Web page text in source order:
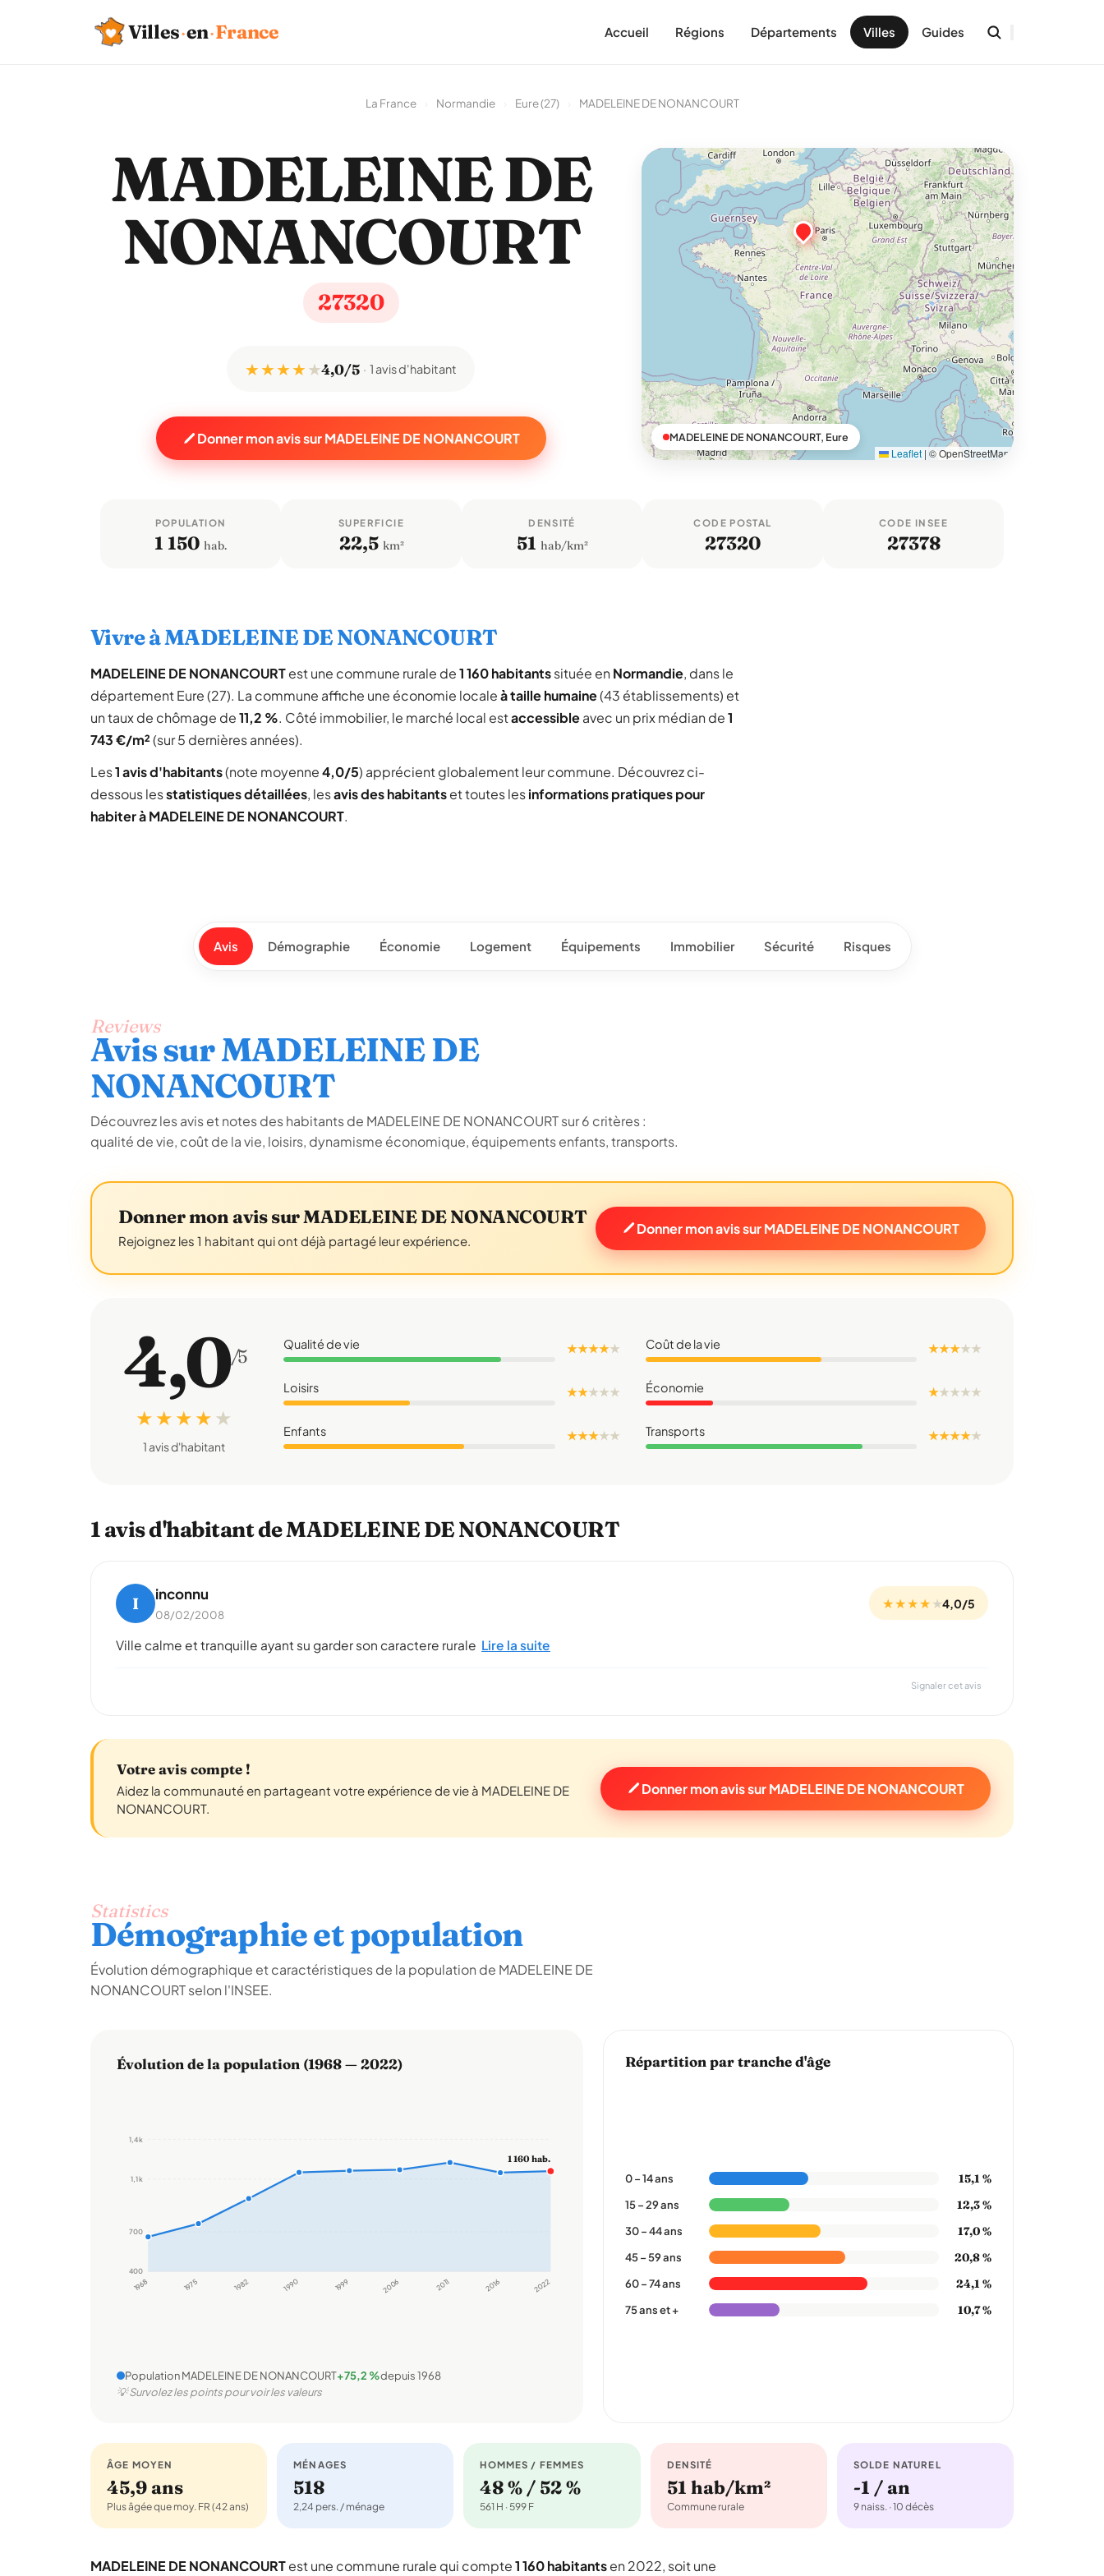
Villes·en·France Accueil Régions Départements Villes Guides
La France Normandie Eure (27) MADELEINE DE NONANCOURT
MADELEINE DE
NONANCOURT
27320
★ ★ ★ ★★4,0/5 1 avis d'habitant
Donner mon avis sur MADELEINE DE NONANCOURT
Leaflet | © OpenStreetMap
MADELEINE DE NONANCOURT, Eure
POPULATION
1 150 hab.
SUPERFICIE
22,5 km²
DENSITÉ
51 hab/km²
CODE POSTAL
27320
CODE INSEE
27378
Vivre à MADELEINE DE NONANCOURT
MADELEINE DE NONANCOURTest une commune rurale de1 160 habitantssituée en Normandie, dans le
département Eure (27). La commune affiche une économie localeà taille humaine(43 établissements) et
un taux de chômage de11,2 %. Côté immobilier, le marché local estaccessibleavec un prix médian de1
743 €/m²(sur 5 dernières années).
Les1 avis d'habitants(note moyenne4,0/5) apprécient globalement leur commune. Découvrez ci-
dessous lesstatistiques détaillées, lesavis des habitantset toutes lesinformations pratiques pour
habiter à MADELEINE DE NONANCOURT.
Avis Démographie Économie Logement Équipements Immobilier Sécurité Risques
Reviews
Avis sur MADELEINE DE
NONANCOURT
Découvrez les avis et notes des habitants de MADELEINE DE NONANCOURT sur 6 critères :
qualité de vie, coût de la vie, loisirs, dynamisme économique, équipements enfants, transports.
Donner mon avis sur MADELEINE DE NONANCOURT
Rejoignez les 1 habitant qui ont déjà partagé leur expérience.
Donner mon avis sur MADELEINE DE NONANCOURT
4,0/5
★ ★ ★ ★ ★
1 avis d'habitant
Qualité de vie ★ ★ ★ ★★ Coût de la vie ★ ★ ★★★
Loisirs ★ ★★★★ Économie ★★★★★
Enfants ★ ★ ★★★ Transports ★ ★ ★ ★★
1 avis d'habitant de MADELEINE DE NONANCOURT
I inconnu
08/02/2008
★ ★ ★ ★★4,0/5
Ville calme et tranquille ayant su garder son caractere rurale Lire la suite
Signaler cet avis
Votre avis compte !
Aidez la communauté en partageant votre expérience de vie à MADELEINE DE
NONANCOURT.
Donner mon avis sur MADELEINE DE NONANCOURT
Statistics
Démographie et population
Évolution démographique et caractéristiques de la population de MADELEINE DE
NONANCOURT selon l'INSEE.
Évolution de la population (1968 — 2022)
400
700
1,1 k
1,4 k
1968 1975 1982 1990 1999 2006 2011 2016 2022
1 160 hab.
Population MADELEINE DE NONANCOURT+75,2 %depuis 1968
💡 Survolez les points pour voir les valeurs
Répartition par tranche d'âge
0 – 14 ans 15,1 %
15 – 29 ans 12,3 %
30 – 44 ans 17,0 %
45 – 59 ans 20,8 %
60 – 74 ans 24,1 %
75 ans et + 10,7 %
ÂGE MOYEN
45,9 ans
Plus âgée que moy. FR (42 ans)
MÉNAGES
518
2,24 pers. / ménage
HOMMES / FEMMES
48 % / 52 %
561 H · 599 F
DENSITÉ
51 hab/km²
Commune rurale
SOLDE NATUREL
-1 / an
9 naiss. · 10 décès
MADELEINE DE NONANCOURTest une commune rurale qui compte1 160 habitantsen 2022, soit une